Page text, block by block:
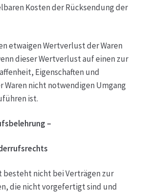
Kosten der Rücksendung der
etwaigen Wertverlust der Waren
dieser Wertverlust auf einen zur
Eigenschaften und
Waren nicht notwendigen Umgang
ist.
–
besteht nicht bei Verträgen zur
die nicht vorgefertigt sind und